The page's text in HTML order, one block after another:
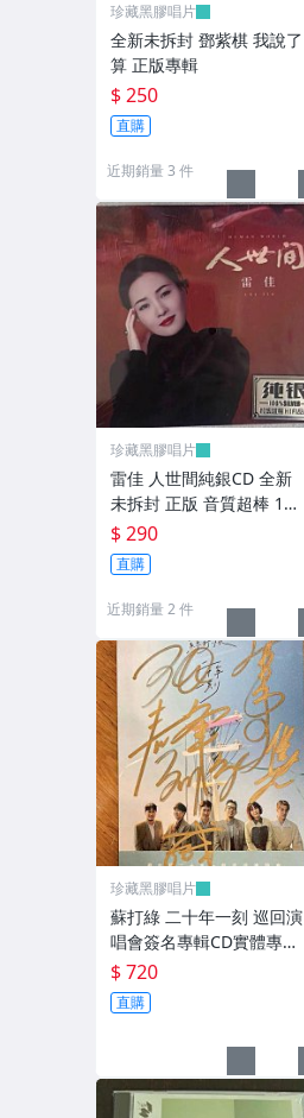
珍藏黑膠唱片
全新未拆封 鄧紫棋 我說了
算 正版專輯
$ 250
直購
近期銷量 3 件
珍藏黑膠唱片
雷佳 人世間純銀CD 全新
未拆封 正版 音質超棒 1張
CD 歌詞本齊
$ 290
直購
近期銷量 2 件
珍藏黑膠唱片
蘇打綠 二十年一刻 巡回演
唱會簽名專輯CD實體專輯
限量精裝珍藏版
$ 720
直購